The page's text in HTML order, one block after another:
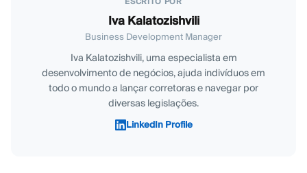
Iva Kalatozishvili
Business Development Manager
Iva Kalatozishvili, uma especialista em
desenvolvimento de negócios, ajuda indivíduos em
todo o mundo a lançar corretoras e navegar por
diversas legislações.
LinkedIn Profile